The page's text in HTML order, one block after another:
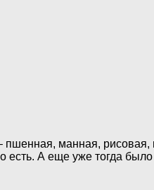
манная,
А еще уже тогда